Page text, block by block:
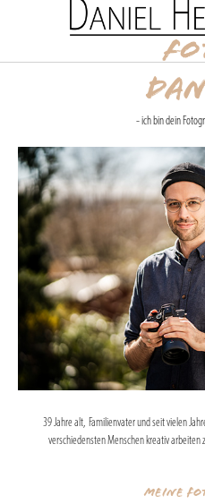
- ich bin dein
39 Jahre alt, Familienvater und seit vielen
verschiedensten Menschen kreativ
Meine